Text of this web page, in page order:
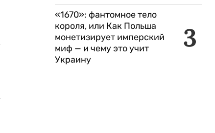
3
«1670»: фантомное тело
короля, или Как Польша
монетизирует имперский
миф — и чему это учит
Украину